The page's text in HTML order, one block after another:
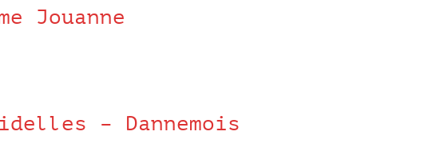
Jouanne
– Dannemois